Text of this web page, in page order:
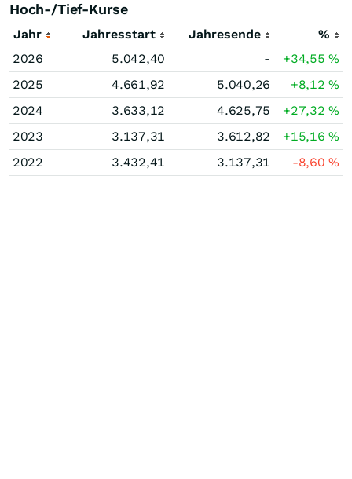
Hoch-/Tief-Kurse
Jahr Jahresstart Jahresende
%
2026
5.042,40 - +34,55%
2025
4.661,92 5.040,26 +8,12%
2024
3.633,12 4.625,75 +27,32%
2023
3.137,31 3.612,82 +15,16%
2022
3.432,41 3.137,31 -8,60%